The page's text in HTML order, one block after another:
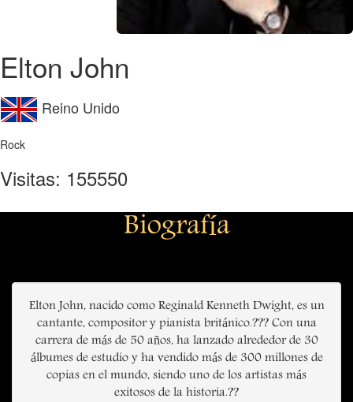
Elton John
Reino Unido
Rock
Visitas: 155550
Biografía
Elton John, nacido como Reginald Kenneth Dwight, es un
cantante, compositor y pianista británico.??? Con una
carrera de más de 50 años, ha lanzado alrededor de 30
álbumes de estudio y ha vendido más de 300 millones de
copias en el mundo, siendo uno de los artistas más
exitosos de la historia.??